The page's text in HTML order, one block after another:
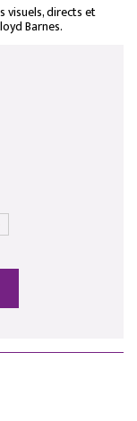
visuels, directs et
Barnes.